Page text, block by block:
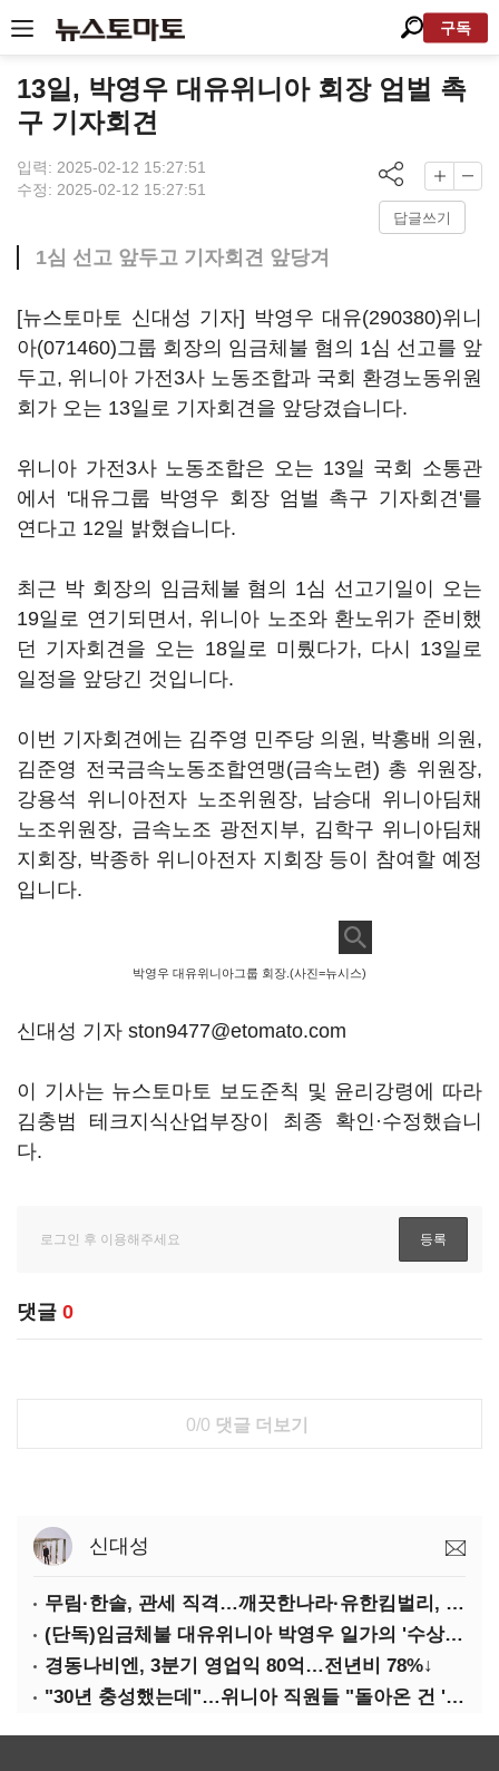
구독
13일, 박영우 대유위니아 회장 엄벌 촉
구 기자회견
입력: 2025-02-12 15:27:51
수정: 2025-02-12 15:27:51
답글쓰기
1심 선고 앞두고 기자회견 앞당겨
[뉴스토마토 신대성 기자] 박영우 대유(290380)위니
아(071460)그룹 회장의 임금체불 혐의 1심 선고를 앞
두고, 위니아 가전3사 노동조합과 국회 환경노동위원
회가 오는 13일로 기자회견을 앞당겼습니다.
위니아 가전3사 노동조합은 오는 13일 국회 소통관
에서 '대유그룹 박영우 회장 엄벌 촉구 기자회견'를
연다고 12일 밝혔습니다.
최근 박 회장의 임금체불 혐의 1심 선고기일이 오는
19일로 연기되면서, 위니아 노조와 환노위가 준비했
던 기자회견을 오는 18일로 미뤘다가, 다시 13일로
일정을 앞당긴 것입니다.
이번 기자회견에는 김주영 민주당 의원, 박홍배 의원,
김준영 전국금속노동조합연맹(금속노련) 총 위원장,
강용석 위니아전자 노조위원장, 남승대 위니아딤채
노조위원장, 금속노조 광전지부, 김학구 위니아딤채
지회장, 박종하 위니아전자 지회장 등이 참여할 예정
입니다.
박영우 대유위니아그룹 회장.(사진=뉴시스)
신대성 기자 ston9477@etomato.com
이 기사는 뉴스토마토 보도준칙 및 윤리강령에 따라
김충범 테크지식산업부장이 최종 확인·수정했습니
다.
댓글 0
0/0 댓글 더보기
신대성
무림·한솔, 관세 직격…깨끗한나라·유한킴벌리, 수익성 악화
(단독)임금체불 대유위니아 박영우 일가의 '수상한 별장'
경동나비엔, 3분기 영업익 80억…전년비 78%↓
"30년 충성했는데"…위니아 직원들 "돌아온 건 '배신'"